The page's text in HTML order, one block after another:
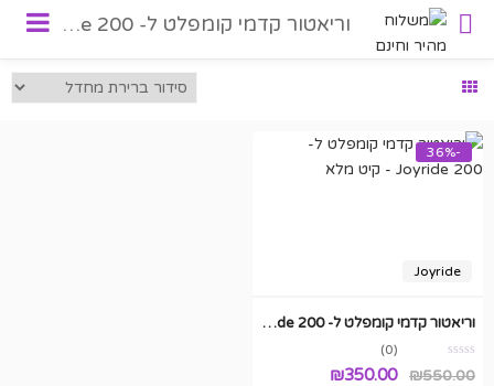
וריאטור קדמי קומפלט ל- Joyride 200 – קיט מלא
-36%
Joyride
וריאטור קדמי קומפלט ל- Joyride 200 – קיט מלא
(0)
₪550.00
המחיר ₪350.00